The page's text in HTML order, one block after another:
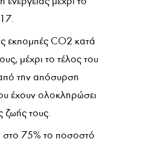
εκπομπές CO2 κατά
μέχρι το τέλος του
την απόσυρση
έχουν ολοκληρώσει
ζωής τους.
75% το ποσοστό